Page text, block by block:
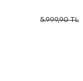
5.999,90TL